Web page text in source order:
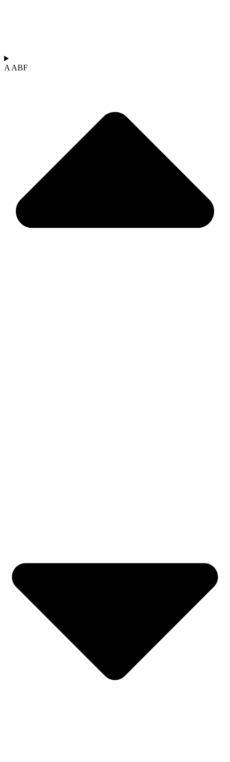
A ABF